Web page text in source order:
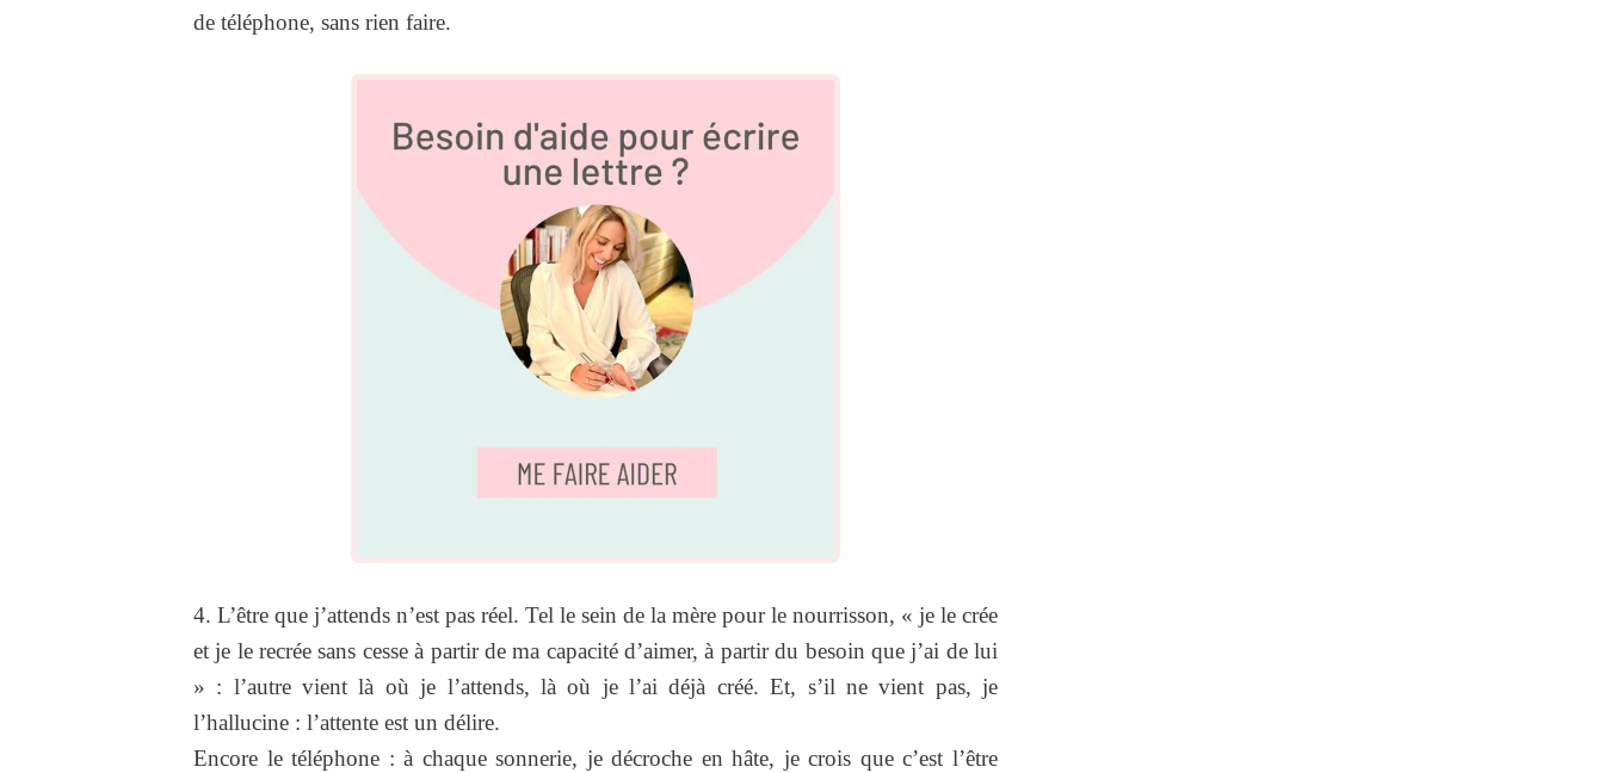
de téléphone, sans rien faire.
4. L’être que j’attends n’est pas réel. Tel le sein de la mère pour le nourrisson, « je le crée
et je le recrée sans cesse à partir de ma capacité d’aimer, à partir du besoin que j’ai de lui
» : l’autre vient là où je l’attends, là où je l’ai déjà créé. Et, s’il ne vient pas, je
l’hallucine : l’attente est un délire.
Encore le téléphone : à chaque sonnerie, je décroche en hâte, je crois que c’est l’être